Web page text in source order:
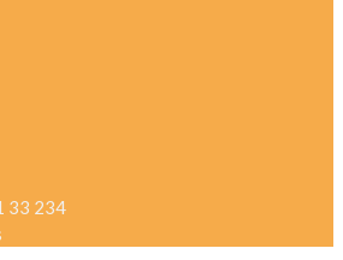
33 234